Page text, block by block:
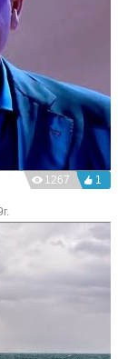
1
1267